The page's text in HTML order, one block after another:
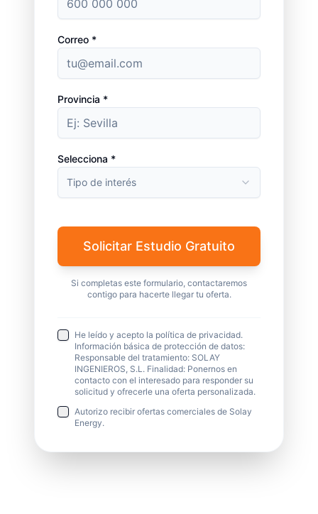
Correo *
Provincia *
Selecciona *
Tipo de interés
Solicitar Estudio Gratuito
Si completas este formulario, contactaremos
contigo para hacerte llegar tu oferta.
He leído y acepto la política de privacidad.
Información básica de protección de datos:
Responsable del tratamiento: SOLAY
INGENIEROS, S.L. Finalidad: Ponernos en
contacto con el interesado para responder su
solicitud y ofrecerle una oferta personalizada.
Autorizo recibir ofertas comerciales de Solay
Energy.